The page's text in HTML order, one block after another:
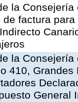
la
factura
la
410,
General